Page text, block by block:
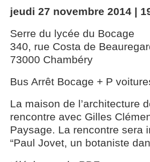
jeudi 27 novembre 2014 |
Serre du lycée du Bocage
340, rue Costa de
73000 Chambéry
Bus Arrêt Bocage + P
La maison de l’architecture
rencontre avec Gilles
Paysage. La rencontre sera
“Paul Jovet, un botaniste